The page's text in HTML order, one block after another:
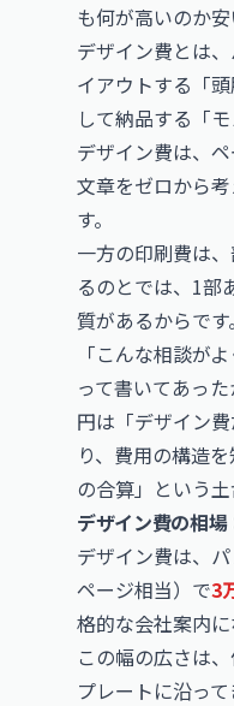
も何が高いのか
デザイン費とは
イアウトする「
して納品する「
デザイン費は、
文章をゼロから
す。
一方の印刷費は
るのとでは、1部
質があるからです。
「こんな相談が
って書いてあっ
円は「デザイン
り、費用の構造
の合算」という
デザイン費の相
デザイン費は、
ページ相当）で3
格的な会社案内に
この幅の広さは
プレートに沿っ